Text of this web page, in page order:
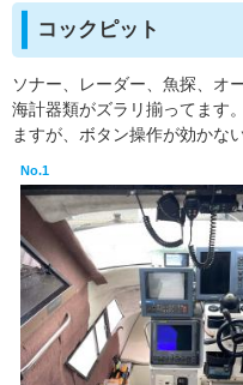
コックピット
ソナー、レーダー、魚探、オ
海計器類がズラリ揃ってます
ますが、ボタン操作が効かな
No.1